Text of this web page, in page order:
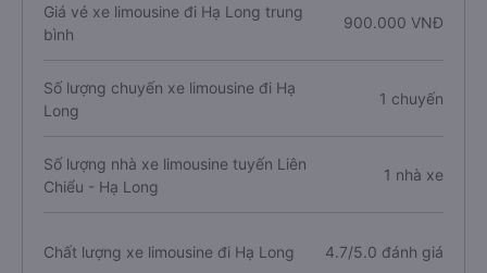
Giá vé xe limousine đi Hạ Long trung
bình
900.000 VNĐ
Số lượng chuyến xe limousine đi Hạ
Long
1 chuyến
Số lượng nhà xe limousine tuyến Liên
Chiểu - Hạ Long
1 nhà xe
Chất lượng xe limousine đi Hạ Long 4.7/5.0 đánh giá